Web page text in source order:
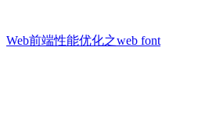
Web前端性能优化之web font